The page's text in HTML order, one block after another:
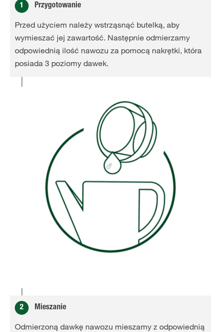
1 Przygotowanie
Przed użyciem należy wstrząsnąć butelką, aby
wymieszać jej zawartość. Następnie odmierzamy
odpowiednią ilość nawozu za pomocą nakrętki, która
posiada 3 poziomy dawek.
2 Mieszanie
Odmierzoną dawkę nawozu mieszamy z odpowiednią